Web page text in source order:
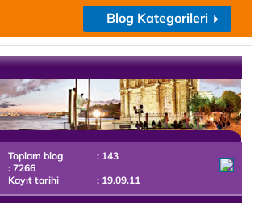
Blog Kategorileri
Toplam blog
: 143
: 7266
Kayıt tarihi
: 19.09.11